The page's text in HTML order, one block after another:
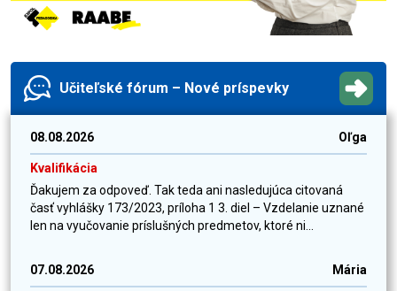
Učiteľské fórum – Nové príspevky
08.08.2026 Oľga
Kvalifikácia
Ďakujem za odpoveď. Tak teda ani nasledujúca citovaná
časť vyhlášky 173/2023, príloha 1 3. diel – Vzdelanie uznané
len na vyučovanie príslušných predmetov, ktoré ni...
07.08.2026 Mária